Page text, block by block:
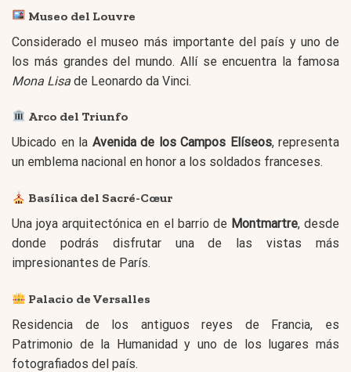
Museo del Louvre
Considerado el museo más importante del país y uno de
los más grandes del mundo. Allí se encuentra la famosa
Mona Lisa de Leonardo da Vinci.
Arco del Triunfo
Ubicado en la Avenida de los Campos Elíseos, representa
un emblema nacional en honor a los soldados franceses.
Basílica del Sacré-Cœur
Una joya arquitectónica en el barrio de Montmartre, desde
donde podrás disfrutar una de las vistas más
impresionantes de París.
Palacio de Versalles
Residencia de los antiguos reyes de Francia, es
Patrimonio de la Humanidad y uno de los lugares más
fotografiados del país.